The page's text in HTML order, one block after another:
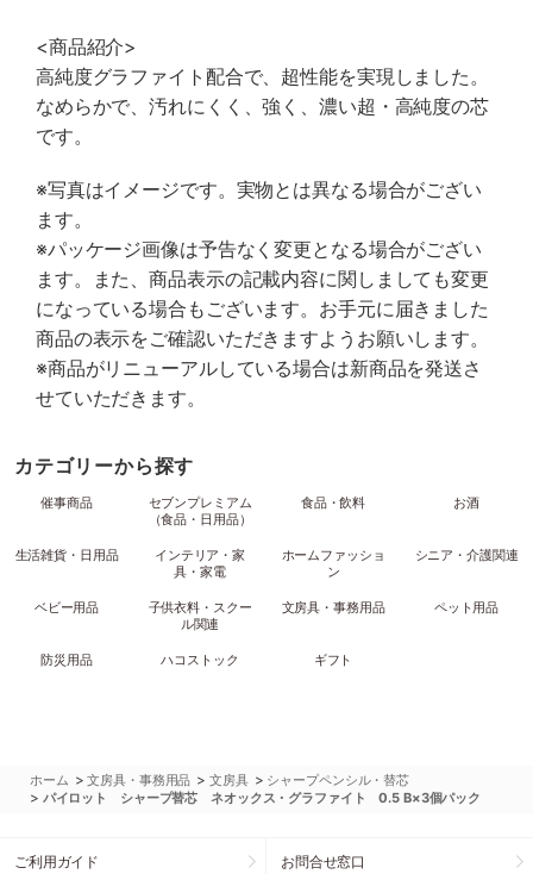
<商品紹介>
高純度グラファイト配合で、超性能を実現しました。
なめらかで、汚れにくく、強く、濃い超・高純度の芯
です。
※写真はイメージです。実物とは異なる場合がござい
ます。
※パッケージ画像は予告なく変更となる場合がござい
ます。また、商品表示の記載内容に関しましても変更
になっている場合もございます。お手元に届きました
商品の表示をご確認いただきますようお願いします。
※商品がリニューアルしている場合は新商品を発送さ
せていただきます。
カテゴリーから探す
催事商品
セブンプレミアム
（食品・日用品）
食品・飲料 お酒
生活雑貨・日用品
インテリア・家
具・家電
ホームファッショ
ン
シニア・介護関連
ベビー用品
子供衣料・スクー
ル関連
文房具・事務用品 ペット用品
防災用品 ハコストック ギフト
ホーム >文房具・事務用品 >文房具 > シャープペンシル・替芯
> パイロット シャープ替芯 ネオックス・グラファイト 0.5 B×3個パック
ご利用ガイド お問合せ窓口